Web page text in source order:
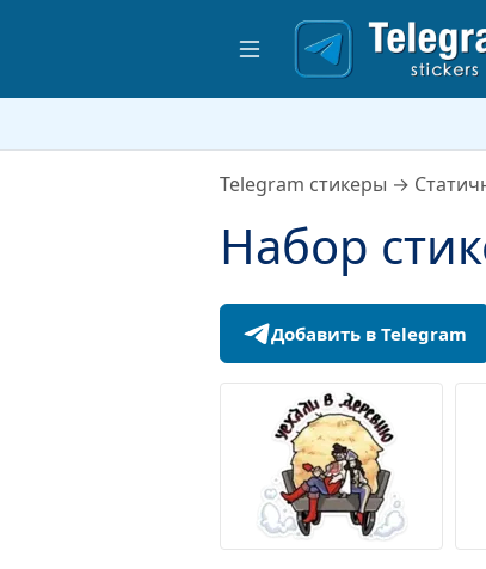
Telegram стикеры →
Набор
Добавить в Telegram